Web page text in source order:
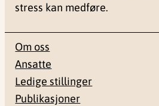
stress kan medføre.
Om oss
Ansatte
Ledige stillinger
Publikasjoner